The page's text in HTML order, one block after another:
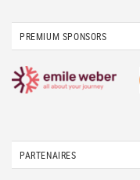
PREMIUM SPONSORS
PARTENAIRES